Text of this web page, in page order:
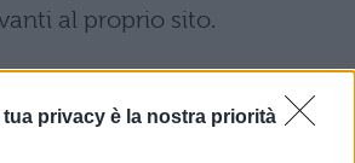
tua privacy è la nostra priorità
al proprio sito.